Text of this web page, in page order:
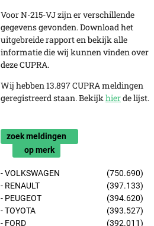
Voor N-215-VJ zijn er verschillende
gegevens gevonden. Download het
uitgebreide rapport en bekijk alle
informatie die wij kunnen vinden over
deze CUPRA.
Wij hebben 13.897 CUPRA meldingen
geregistreerd staan. Bekijkhierde lijst.
zoek meldingen
op merk
- VOLKSWAGEN
(750.690)
- RENAULT
(397.133)
- PEUGEOT
(394.620)
- TOYOTA
(393.527)
- FORD
(392.011)